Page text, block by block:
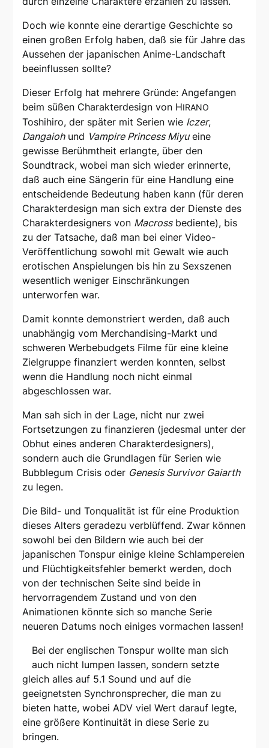
Doch wie konnte eine derartige Geschichte so
einen großen Erfolg haben, daß sie für Jahre das
Aussehen der japanischen Anime-Landschaft
beeinflussen sollte?
Dieser Erfolg hat mehrere Gründe: Angefangen
beim süßen Charakterdesign von HIRANO
Toshihiro, der später mit Serien wie Iczer,
Dangaiohund Vampire Princess Miyueine
gewisse Berühmtheit erlangte, über den
Soundtrack, wobei man sich wieder erinnerte,
daß auch eine Sängerin für eine Handlung eine
entscheidende Bedeutung haben kann (für deren
Charakterdesign man sich extra der Dienste des
Charakterdesigners von Macrossbediente), bis
zu der Tatsache, daß man bei einer Video-
Veröffentlichung sowohl mit Gewalt wie auch
erotischen Anspielungen bis hin zu Sexszenen
wesentlich weniger Einschränkungen
unterworfen war.
Damit konnte demonstriert werden, daß auch
unabhängig vom Merchandising-Markt und
schweren Werbebudgets Filme für eine kleine
Zielgruppe finanziert werden konnten, selbst
wenn die Handlung noch nicht einmal
abgeschlossen war.
Man sah sich in der Lage, nicht nur zwei
Fortsetzungen zu finanzieren (jedesmal unter der
Obhut eines anderen Charakterdesigners),
sondern auch die Grundlagen für Serien wie
Bubblegum Crisis oder Genesis Survivor Gaiarth
zu legen.
Die Bild- und Tonqualität ist für eine Produktion
dieses Alters geradezu verblüffend. Zwar können
sowohl bei den Bildern wie auch bei der
japanischen Tonspur einige kleine Schlampereien
und Flüchtigkeitsfehler bemerkt werden, doch
von der technischen Seite sind beide in
hervorragendem Zustand und von den
Animationen könnte sich so manche Serie
neueren Datums noch einiges vormachen lassen!
Bei der englischen Tonspur wollte man sich
auch nicht lumpen lassen, sondern setzte
gleich alles auf 5.1 Sound und auf die
geeignetsten Synchronsprecher, die man zu
bieten hatte, wobei ADV viel Wert darauf legte,
eine größere Kontinuität in diese Serie zu
bringen.